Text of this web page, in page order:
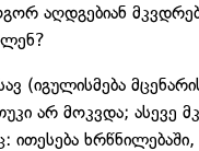
აღდგებიან
(იგულისმება
არ მოკვდა; ასევე
ითესება